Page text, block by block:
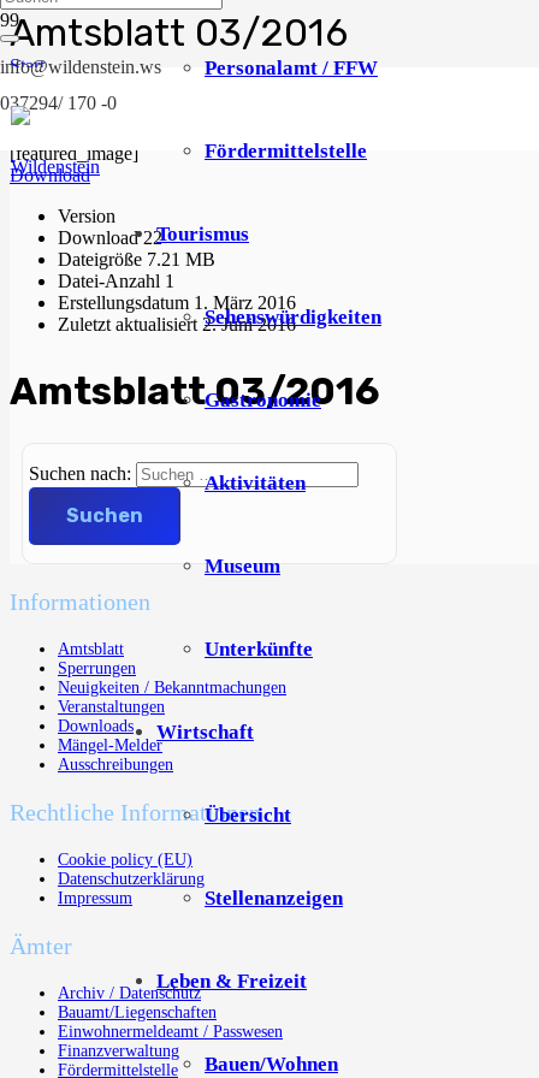
info@wildenstein.ws
037294/ 170 -0
Personalamt / FFW
Fördermittelstelle
Tourismus
Sehenswürdigkeiten
Gastronomie
Aktivitäten
Museum
Unterkünfte
Wirtschaft
Übersicht
Stellenanzeigen
Leben & Freizeit
Bauen/Wohnen
Amtsblatt 03/2016
Start
2016
Amtsblatt 03/2016
[featured_image]
Download
Version
Download22
Dateigröße 7.21 MB
Datei-Anzahl 1
Erstellungsdatum 1. März 2016
Zuletzt aktualisiert 2. Juni 2016
Amtsblatt 03/2016
Suchen nach:
Informationen
Amtsblatt
Sperrungen
Neuigkeiten / Bekanntmachungen
Veranstaltungen
Downloads
Mängel-Melder
Ausschreibungen
Rechtliche Informationen
Cookie policy (EU)
Datenschutzerklärung
Impressum
Ämter
Archiv / Datenschutz
Bauamt/Liegenschaften
Einwohnermeldeamt / Passwesen
Finanzverwaltung
Fördermittelstelle